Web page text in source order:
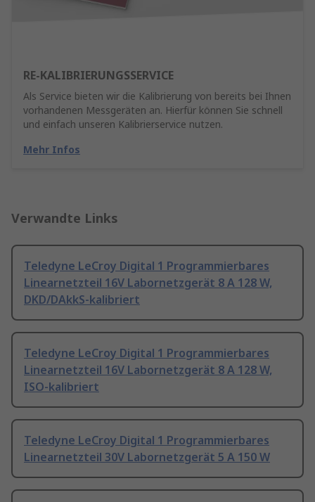
RE-KALIBRIERUNGSSERVICE
Als Service bieten wir die Kalibrierung von bereits bei Ihnen
vorhandenen Messgeräten an. Hierfür können Sie schnell
und einfach unseren Kalibrierservice nutzen.
Mehr Infos
Verwandte Links
Teledyne LeCroy Digital 1 Programmierbares
Linearnetzteil 16V Labornetzgerät 8 A 128 W,
DKD/DAkkS-kalibriert
Teledyne LeCroy Digital 1 Programmierbares
Linearnetzteil 16V Labornetzgerät 8 A 128 W,
ISO-kalibriert
Teledyne LeCroy Digital 1 Programmierbares
Linearnetzteil 30V Labornetzgerät 5 A 150 W